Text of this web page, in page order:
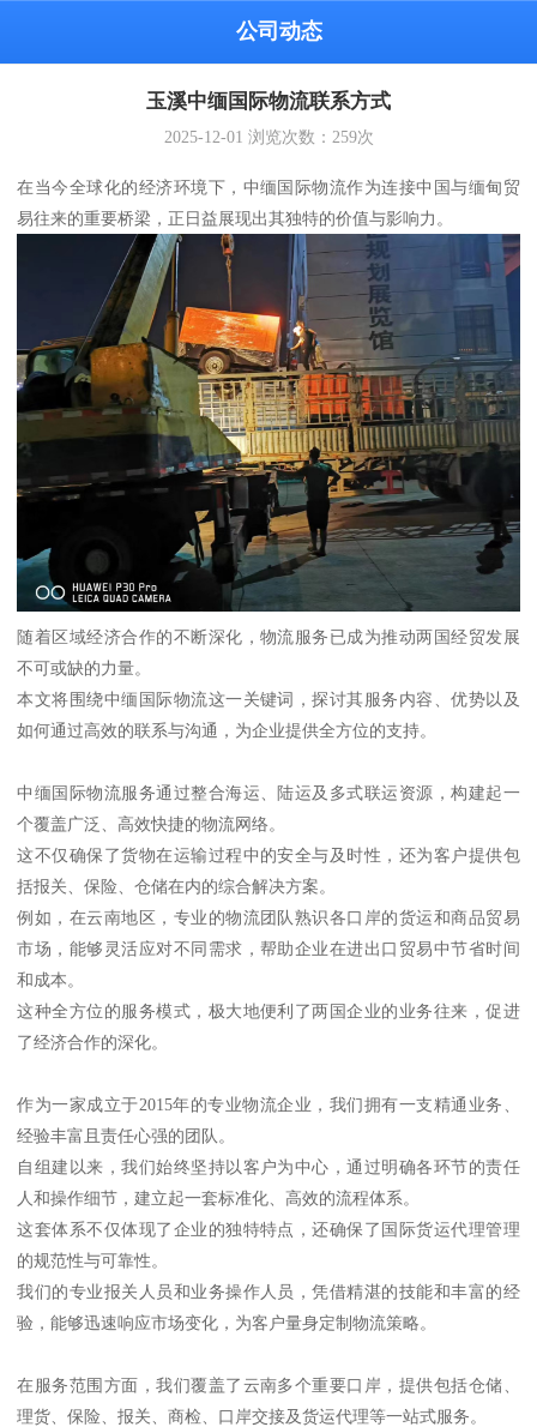
公司动态
玉溪中缅国际物流联系方式
2025-12-01 浏览次数： 259次
在当今全球化的经济环境下，中缅国际物流作为连接中国与缅甸贸
易往来的重要桥梁，正日益展现出其独特的价值与影响力。
随着区域经济合作的不断深化，物流服务已成为推动两国经贸发展
不可或缺的力量。
本文将围绕中缅国际物流这一关键词，探讨其服务内容、优势以及
如何通过高效的联系与沟通，为企业提供全方位的支持。
中缅国际物流服务通过整合海运、陆运及多式联运资源，构建起一
个覆盖广泛、高效快捷的物流网络。
这不仅确保了货物在运输过程中的安全与及时性，还为客户提供包
括报关、保险、仓储在内的综合解决方案。
例如，在云南地区，专业的物流团队熟识各口岸的货运和商品贸易
市场，能够灵活应对不同需求，帮助企业在进出口贸易中节省时间
和成本。
这种全方位的服务模式，极大地便利了两国企业的业务往来，促进
了经济合作的深化。
作为一家成立于2015年的专业物流企业，我们拥有一支精通业务、
经验丰富且责任心强的团队。
自组建以来，我们始终坚持以客户为中心，通过明确各环节的责任
人和操作细节，建立起一套标准化、高效的流程体系。
这套体系不仅体现了企业的独特特点，还确保了国际货运代理管理
的规范性与可靠性。
我们的专业报关人员和业务操作人员，凭借精湛的技能和丰富的经
验，能够迅速响应市场变化，为客户量身定制物流策略。
在服务范围方面，我们覆盖了云南多个重要口岸，提供包括仓储、
理货、保险、报关、商检、口岸交接及货运代理等一站式服务。